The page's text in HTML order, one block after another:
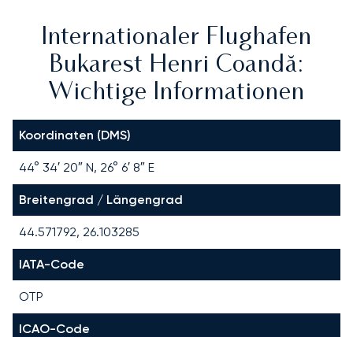
Internationaler Flughafen
Bukarest Henri Coandă:
Wichtige Informationen
Koordinaten (DMS)
44° 34′ 20″ N, 26° 6′ 8″ E
Breitengrad / Längengrad
44.571792, 26.103285
IATA-Code
OTP
ICAO-Code